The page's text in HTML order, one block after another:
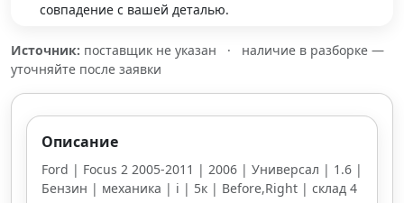
совпадение с вашей деталью.
Источник: поставщик не указан ·
наличие в разборке —
уточняйте после заявки
Описание
Ford | Focus 2 2005-2011 | 2006 | Универсал | 1.6 |
Бензин | механика | i | 5к | Before,Right | склад 4